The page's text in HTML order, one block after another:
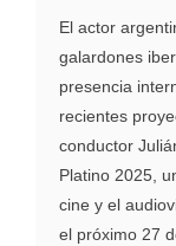
El actor
galardones
presencia
recientes
conductor
Platino 2025,
cine y el
el próximo 27